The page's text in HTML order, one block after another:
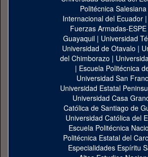
Politécnica Salesiana
Internacional del Ecuador |
Fuerzas Armadas-ESPE
Guayaquil| Universidad
Universidad de Otavalo |
del Chimborazo |
| Escuela Politécnica
Universidad San
Universidad Estatal
Universidad Casa
Católica de Santiago de
Universidad Católica del
Escuela Politécnica
Politécnica Estatal del
Especialidades Espíritu